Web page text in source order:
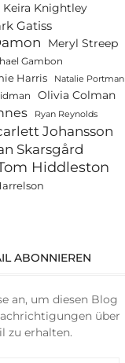
Keira Knightley
Gatiss
Meryl Streep
Gambon
Harris Natalie Portman
Olivia Colman
Ryan Reynolds
Johansson
Skarsgård
Hiddleston
ABONNIEREN
an, um diesen Blog
über
zu erhalten.